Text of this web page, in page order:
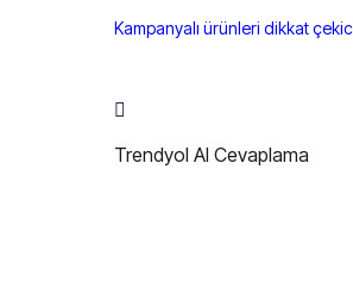
Kampanyalı ürünleri dikkat
Trendyol AI Cevaplama